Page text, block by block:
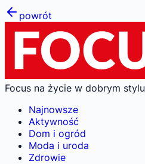
powrót
Focus na życie w dobrym stylu
Najnowsze
Aktywność
Dom i ogród
Moda i uroda
Zdrowie